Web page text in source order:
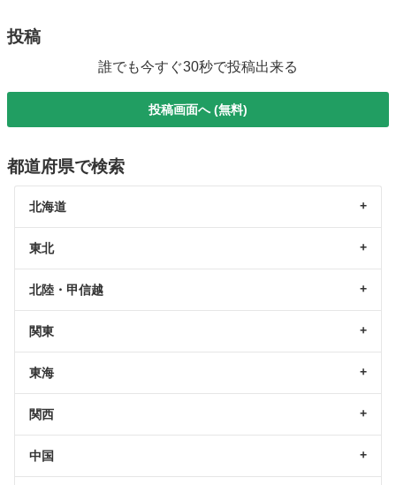
投稿
誰でも今すぐ30秒で投稿出来る
投稿画面へ (無料)
都道府県で検索
北海道
東北
北陸・甲信越
関東
東海
関西
中国